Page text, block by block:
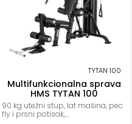
TYTAN 100
Multifunkcionalna sprava
HMS TYTAN 100
90 kg utežni stup, lat mašina, pec
fly i prsni potisak,...